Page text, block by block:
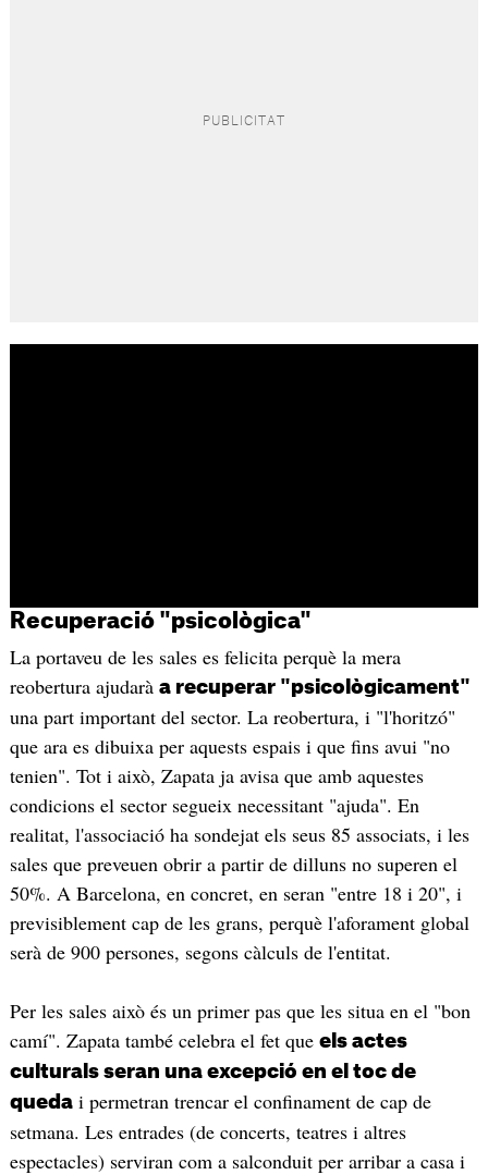
Recuperació "psicològica"
La portaveu de les sales es felicita perquè la mera
reobertura ajudarà a recuperar "psicològicament"
una part important del sector. La reobertura, i "l'horitzó"
que ara es dibuixa per aquests espais i que fins avui "no
tenien". Tot i això, Zapata ja avisa que amb aquestes
condicions el sector segueix necessitant "ajuda". En
realitat, l'associació ha sondejat els seus 85 associats, i les
sales que preveuen obrir a partir de dilluns no superen el
50%. A Barcelona, en concret, en seran "entre 18 i 20", i
previsiblement cap de les grans, perquè l'aforament global
serà de 900 persones, segons càlculs de l'entitat.
Per les sales això és un primer pas que les situa en el "bon
camí". Zapata també celebra el fet que els actes
culturals seran una excepció en el toc de
quedai permetran trencar el confinament de cap de
setmana. Les entrades (de concerts, teatres i altres
espectacles) serviran com a salconduit per arribar a casa i